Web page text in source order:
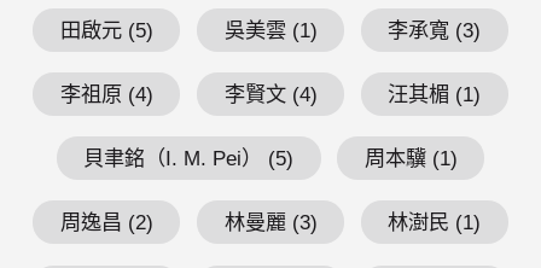
田啟元 (5) 吳美雲 (1) 李承寬 (3)
李祖原 (4) 李賢文 (4) 汪其楣 (1)
貝聿銘（I. M. Pei） (5) 周本驥 (1)
周逸昌 (2) 林曼麗 (3) 林澍民 (1)